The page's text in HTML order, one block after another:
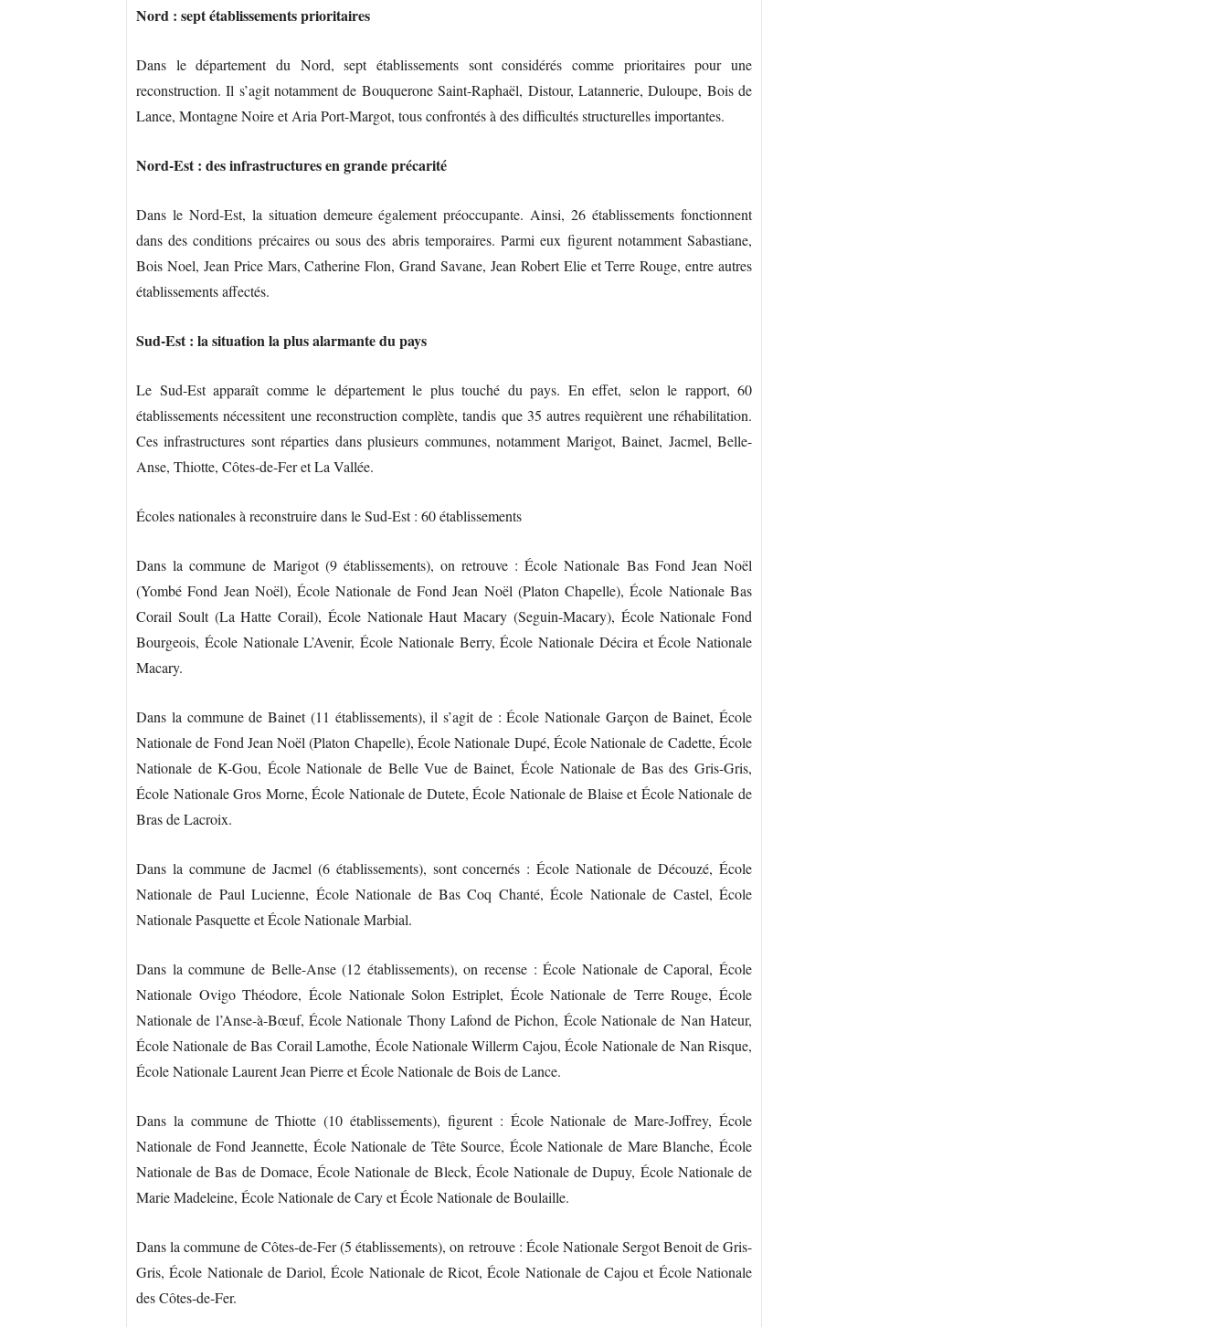
Nord : sept établissements prioritaires
Dans le département du Nord, sept établissements sont considérés comme prioritaires pour une
reconstruction. Il s’agit notamment de Bouquerone Saint-Raphaël, Distour, Latannerie, Duloupe, Bois de
Lance, Montagne Noire et Aria Port-Margot, tous confrontés à des difficultés structurelles importantes.
Nord-Est : des infrastructures en grande précarité
Dans le Nord-Est, la situation demeure également préoccupante. Ainsi, 26 établissements fonctionnent
dans des conditions précaires ou sous des abris temporaires. Parmi eux figurent notamment Sabastiane,
Bois Noel, Jean Price Mars, Catherine Flon, Grand Savane, Jean Robert Elie et Terre Rouge, entre autres
établissements affectés.
Sud-Est : la situation la plus alarmante du pays
Le Sud-Est apparaît comme le département le plus touché du pays. En effet, selon le rapport, 60
établissements nécessitent une reconstruction complète, tandis que 35 autres requièrent une réhabilitation.
Ces infrastructures sont réparties dans plusieurs communes, notamment Marigot, Bainet, Jacmel, Belle-
Anse, Thiotte, Côtes-de-Fer et La Vallée.
Écoles nationales à reconstruire dans le Sud-Est : 60 établissements
Dans la commune de Marigot (9 établissements), on retrouve : École Nationale Bas Fond Jean Noël
(Yombé Fond Jean Noël), École Nationale de Fond Jean Noël (Platon Chapelle), École Nationale Bas
Corail Soult (La Hatte Corail), École Nationale Haut Macary (Seguin-Macary), École Nationale Fond
Bourgeois, École Nationale L’Avenir, École Nationale Berry, École Nationale Décira et École Nationale
Macary.
Dans la commune de Bainet (11 établissements), il s’agit de : École Nationale Garçon de Bainet, École
Nationale de Fond Jean Noël (Platon Chapelle), École Nationale Dupé, École Nationale de Cadette, École
Nationale de K-Gou, École Nationale de Belle Vue de Bainet, École Nationale de Bas des Gris-Gris,
École Nationale Gros Morne, École Nationale de Dutete, École Nationale de Blaise et École Nationale de
Bras de Lacroix.
Dans la commune de Jacmel (6 établissements), sont concernés : École Nationale de Découzé, École
Nationale de Paul Lucienne, École Nationale de Bas Coq Chanté, École Nationale de Castel, École
Nationale Pasquette et École Nationale Marbial.
Dans la commune de Belle-Anse (12 établissements), on recense : École Nationale de Caporal, École
Nationale Ovigo Théodore, École Nationale Solon Estriplet, École Nationale de Terre Rouge, École
Nationale de l’Anse-à-Bœuf, École Nationale Thony Lafond de Pichon, École Nationale de Nan Hateur,
École Nationale de Bas Corail Lamothe, École Nationale Willerm Cajou, École Nationale de Nan Risque,
École Nationale Laurent Jean Pierre et École Nationale de Bois de Lance.
Dans la commune de Thiotte (10 établissements), figurent : École Nationale de Mare-Joffrey, École
Nationale de Fond Jeannette, École Nationale de Tête Source, École Nationale de Mare Blanche, École
Nationale de Bas de Domace, École Nationale de Bleck, École Nationale de Dupuy, École Nationale de
Marie Madeleine, École Nationale de Cary et École Nationale de Boulaille.
Dans la commune de Côtes-de-Fer (5 établissements), on retrouve : École Nationale Sergot Benoit de Gris-
Gris, École Nationale de Dariol, École Nationale de Ricot, École Nationale de Cajou et École Nationale
des Côtes-de-Fer.